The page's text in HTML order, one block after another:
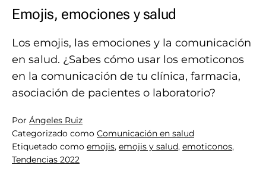
Emojis, emociones y salud
Los emojis, las emociones y la comunicación
en salud. ¿Sabes cómo usar los emoticonos
en la comunicación de tu clínica, farmacia,
asociación de pacientes o laboratorio?
Por Ángeles Ruiz
Categorizado como Comunicación en salud
Etiquetado como emojis, emojis y salud, emoticonos,
Tendencias 2022